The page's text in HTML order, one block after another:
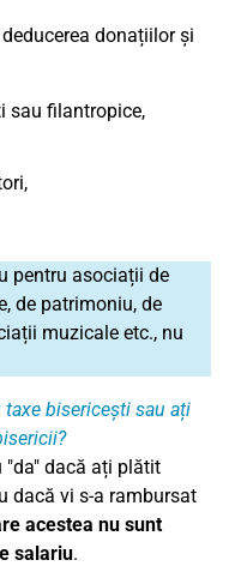
donațiilor și
sau filantropice,
pentru asociații de
de patrimoniu, de
muzicale etc., nu
bisericești sau ați
"da" dacă ați plătit
dacă vi s-a rambursat
acestea nu sunt
salariu.